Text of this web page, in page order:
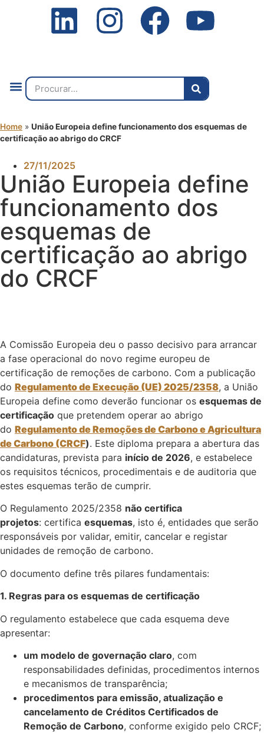
Home » União Europeia define funcionamento dos esquemas de
certificação ao abrigo do CRCF
27/11/2025
União Europeia define
funcionamento dos
esquemas de
certificação ao abrigo
do CRCF
A Comissão Europeia deu o passo decisivo para arrancar
a fase operacional do novo regime europeu de
certificação de remoções de carbono. Com a publicação
do Regulamento de Execução (UE) 2025/2358, a União
Europeia define como deverão funcionar os esquemas de
certificação que pretendem operar ao abrigo
do Regulamento de Remoções de Carbono e Agricultura
de Carbono (CRCF). Este diploma prepara a abertura das
candidaturas, prevista para início de 2026, e estabelece
os requisitos técnicos, procedimentais e de auditoria que
estes esquemas terão de cumprir.
O Regulamento 2025/2358 não certifica
projetos: certifica esquemas, isto é, entidades que serão
responsáveis por validar, emitir, cancelar e registar
unidades de remoção de carbono.
O documento define três pilares fundamentais:
1. Regras para os esquemas de certificação
O regulamento estabelece que cada esquema deve
apresentar:
um modelo de governação claro, com
responsabilidades definidas, procedimentos internos
e mecanismos de transparência;
procedimentos para emissão, atualização e
cancelamento de Créditos Certificados de
Remoção de Carbono, conforme exigido pelo CRCF;